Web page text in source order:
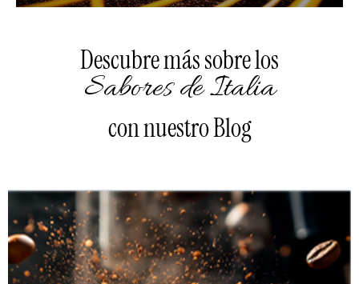
Descubre más sobre los
Sabores de Italia
con nuestro Blog